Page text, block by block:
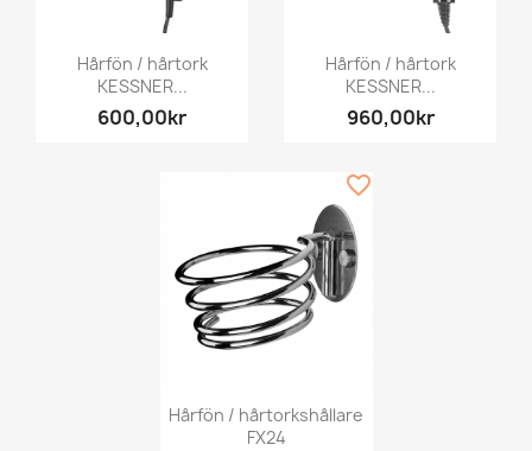
Hårfön / hårtork
KESSNER...
600,00kr
Hårfön / hårtork
KESSNER...
960,00kr
Hårfön / hårtorkshållare
FX24
favorite_border